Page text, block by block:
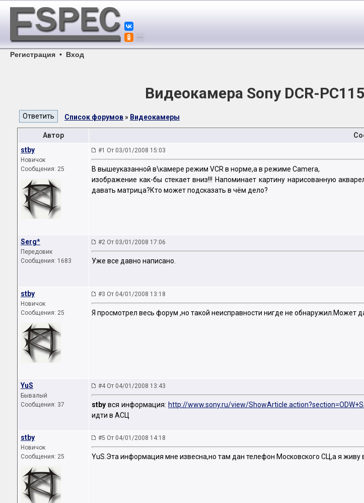
Регистрация • Вход
Видеокамера Sony DCR-
Список форумов » Видеокамеры
Автор
stby
Новичок
Сообщения: 25
#1 От 03/01/2008 15:03
В вышеуказанной в\камере режим VCR в норме,а в режиме Camera,
изображение как-бы стекает вниз!!! Напоминает картину нарисованную
давать матрица?Кто может подсказать в чём дело?
Serg*
Передовик
Сообщения: 1683
#2 От 03/01/2008 17:06
Уже все давно написано.
stby
Новичок
Сообщения: 25
#3 От 04/01/2008 13:18
Я просмотрел весь форум ,но такой неисправности нигде не обнаружил.Может
YuS
Бывалый
Сообщения: 37
#4 От 04/01/2008 13:43
stby вся информация: http://www.sony.ru/view/
идти в АСЦ
stby
Новичок
Сообщения: 25
#5 От 04/01/2008 14:18
YuS.Эта информация мне извесна,но там дан телефон Московского СЦ,а я живу